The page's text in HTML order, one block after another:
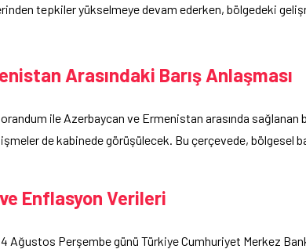
tepkiler yükselmeye devam ederken, bölgedeki
Arasındaki Barış Anlaşması
ile Azerbaycan ve Ermenistan arasında sağlanan
de kabinede görüşülecek. Bu çerçevede, bölgesel
Enflasyon Verileri
Ağustos Perşembe günü Türkiye Cumhuriyet Merkez